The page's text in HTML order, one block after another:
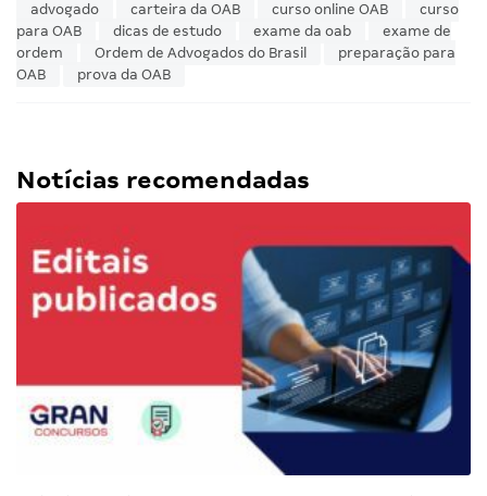
advogado carteira da OAB curso online OAB
curso
para OAB
dicas de estudo exame da oab
exame de
ordem
Ordem de Advogados do Brasil
preparação para
OAB
prova da OAB
Notícias recomendadas